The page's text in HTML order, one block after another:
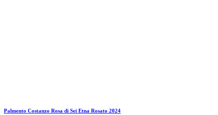
Palmento Costanzo Rosa di Sei Etna Rosato 2024